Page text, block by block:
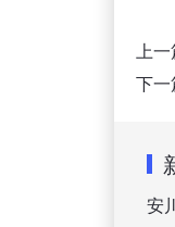
上
下
安